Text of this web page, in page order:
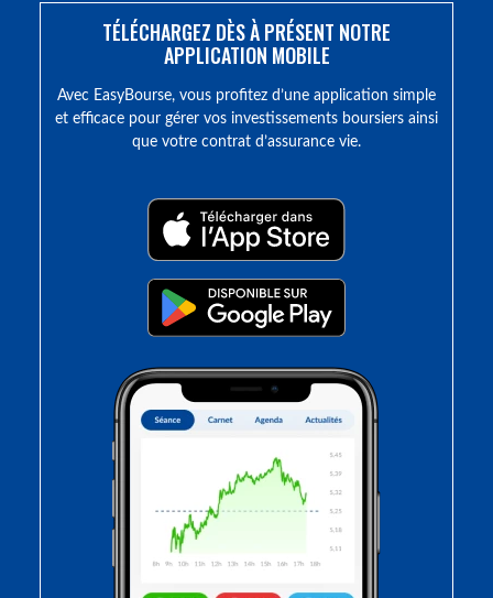
TÉLÉCHARGEZ DÈS À PRÉSENT NOTRE
APPLICATION MOBILE
Avec EasyBourse, vous profitez d’une application simple
et efficace pour gérer vos investissements boursiers ainsi
que votre contrat d’assurance vie.